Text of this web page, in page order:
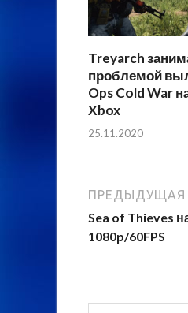
Treyarch
проблемой
Ops Cold War
Xbox
25.11.2020
ПРЕДЫДУЩАЯ
Sea of Thieves
1080p/60FPS